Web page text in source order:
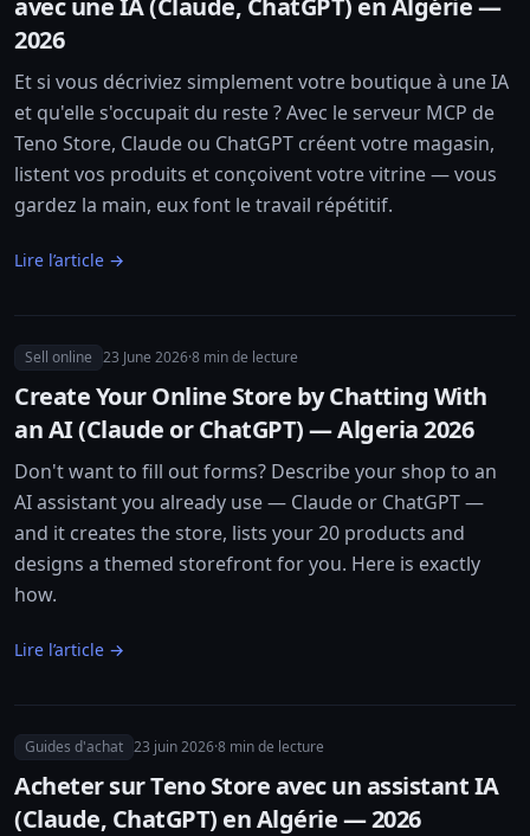
avec une IA (Claude, ChatGPT) en Algérie —
2026
Et si vous décriviez simplement votre boutique à une IA
et qu'elle s'occupait du reste ? Avec le serveur MCP de
Teno Store, Claude ou ChatGPT créent votre magasin,
listent vos produits et conçoivent votre vitrine — vous
gardez la main, eux font le travail répétitif.
Lire l’article →
Sell online 23 June 2026·8 min de lecture
Create Your Online Store by Chatting With
an AI (Claude or ChatGPT) — Algeria 2026
Don't want to fill out forms? Describe your shop to an
AI assistant you already use — Claude or ChatGPT —
and it creates the store, lists your 20 products and
designs a themed storefront for you. Here is exactly
how.
Lire l’article →
Guides d'achat 23 juin 2026·8 min de lecture
Acheter sur Teno Store avec un assistant IA
(Claude, ChatGPT) en Algérie — 2026